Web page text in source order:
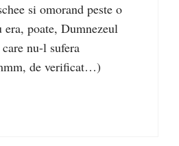
si omorand peste o
poate, Dumnezeul
nu-l sufera
de verificat…)